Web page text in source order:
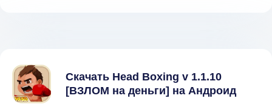
Скачать Head Boxing v 1.1.10
[ВЗЛОМ на деньги] на Андроид